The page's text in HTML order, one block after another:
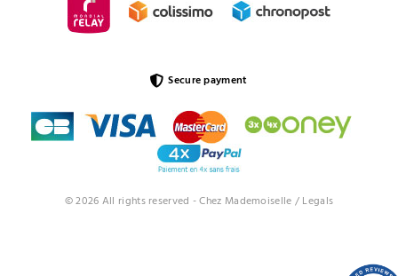
© 2026 All rights reserved - Chez Mademoiselle / Legals
Secure payment